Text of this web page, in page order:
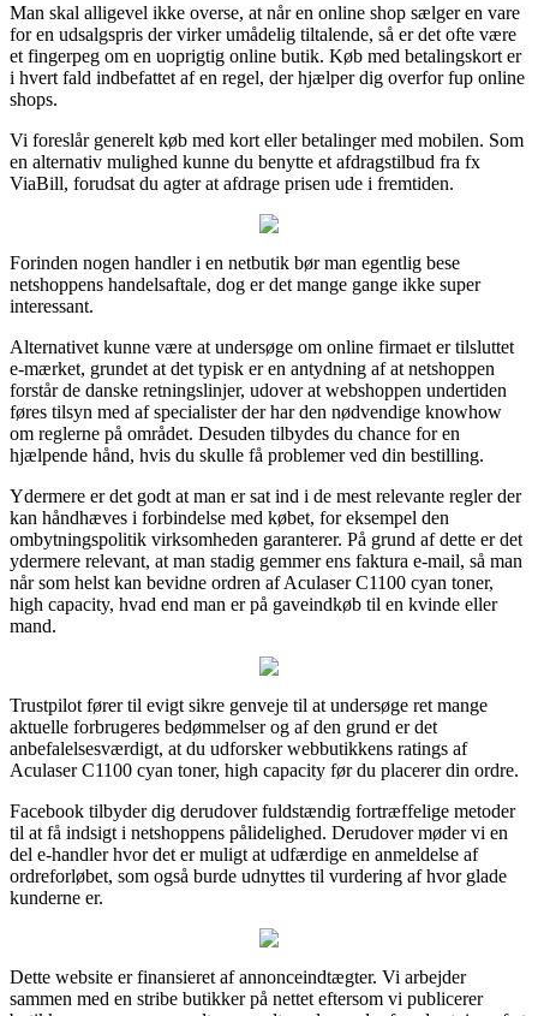
Man skal alligevel ikke overse, at når en online shop sælger en vare
for en udsalgspris der virker umådelig tiltalende, så er det ofte være
et fingerpeg om en uoprigtig online butik. Køb med betalingskort er
i hvert fald indbefattet af en regel, der hjælper dig overfor fup online
shops.
Vi foreslår generelt køb med kort eller betalinger med mobilen. Som
en alternativ mulighed kunne du benytte et afdragstilbud fra fx
ViaBill, forudsat du agter at afdrage prisen ude i fremtiden.
Forinden nogen handler i en netbutik bør man egentlig bese
netshoppens handelsaftale, dog er det mange gange ikke super
interessant.
Alternativet kunne være at undersøge om online firmaet er tilsluttet
e-mærket, grundet at det typisk er en antydning af at netshoppen
forstår de danske retningslinjer, udover at webshoppen undertiden
føres tilsyn med af specialister der har den nødvendige knowhow
om reglerne på området. Desuden tilbydes du chance for en
hjælpende hånd, hvis du skulle få problemer ved din bestilling.
Ydermere er det godt at man er sat ind i de mest relevante regler der
kan håndhæves i forbindelse med købet, for eksempel den
ombytningspolitik virksomheden garanterer. På grund af dette er det
ydermere relevant, at man stadig gemmer ens faktura e-mail, så man
når som helst kan bevidne ordren af Aculaser C1100 cyan toner,
high capacity, hvad end man er på gaveindkøb til en kvinde eller
mand.
Trustpilot fører til evigt sikre genveje til at undersøge ret mange
aktuelle forbrugeres bedømmelser og af den grund er det
anbefalelsesværdigt, at du udforsker webbutikkens ratings af
Aculaser C1100 cyan toner, high capacity før du placerer din ordre.
Facebook tilbyder dig derudover fuldstændig fortræffelige metoder
til at få indsigt i netshoppens pålidelighed. Derudover møder vi en
del e-handler hvor det er muligt at udfærdige en anmeldelse af
ordreforløbet, som også burde udnyttes til vurdering af hvor glade
kunderne er.
Dette website er finansieret af annonceindtægter. Vi arbejder
sammen med en stribe butikker på nettet eftersom vi publicerer